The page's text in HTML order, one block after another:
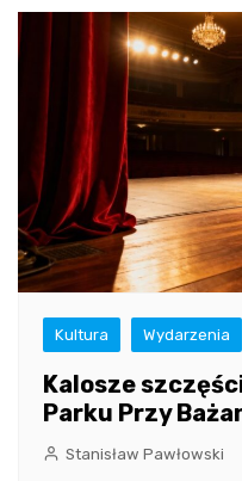
Kultura Wydarzenia
Kalosze
Parku Przy
Stanisław Pawłowski